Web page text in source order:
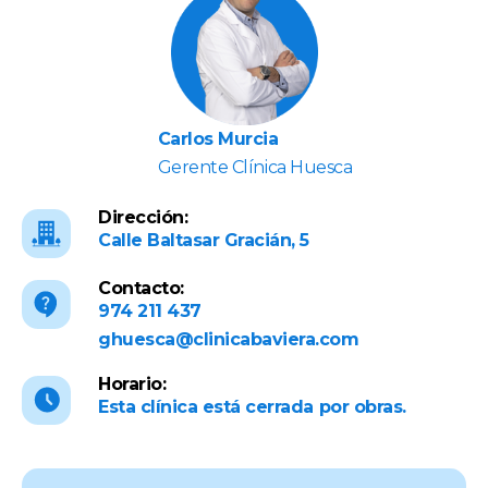
Carlos Murcia
Gerente Clínica Huesca
Dirección:
Calle Baltasar Gracián, 5
Contacto:
974 211 437
ghuesca@clinicabaviera.com
Horario:
Esta clínica está cerrada por obras.